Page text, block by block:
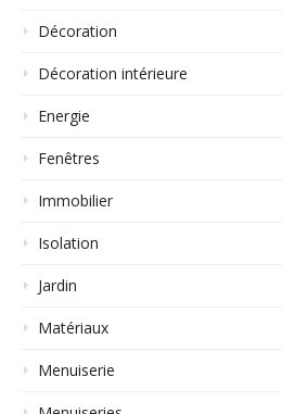
Décoration
Décoration intérieure
Energie
Fenêtres
Immobilier
Isolation
Jardin
Matériaux
Menuiserie